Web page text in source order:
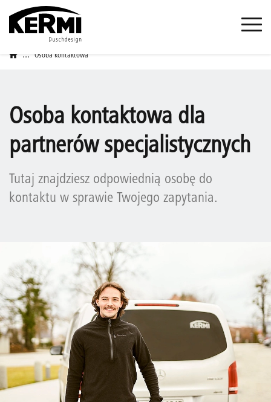
... Osoba kontaktowa
Osoba kontaktowa dla
partnerów specjalistycznych
Tutaj znajdziesz odpowiednią osobę do
kontaktu w sprawie Twojego zapytania.